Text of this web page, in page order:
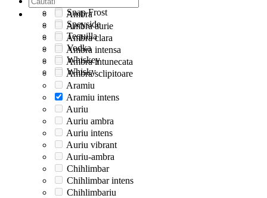
Snap Frost
Speyside
Tequilla
Vodka
Whiskey
Whisky
Ambra
Ambra aurie
Ambra clara
Ambra intensa
Ambra intunecata
Ambra sclipitoare
Aramiu
Aramiu intens
Auriu
Auriu ambra
Auriu intens
Auriu vibrant
Auriu-ambra
Chihlimbar
Chihlimbar intens
Chihlimbariu